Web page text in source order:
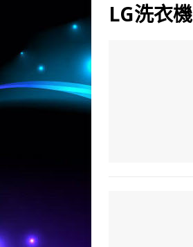
LG洗衣機